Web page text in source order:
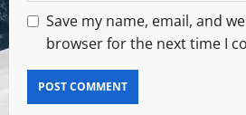
Save my name, email, and
browser for the next time I